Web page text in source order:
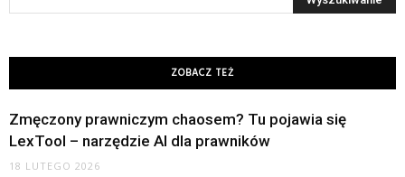
ZOBACZ TEŻ
Zmęczony prawniczym chaosem? Tu pojawia się
LexTool – narzędzie AI dla prawników
18 LUTEGO 2026